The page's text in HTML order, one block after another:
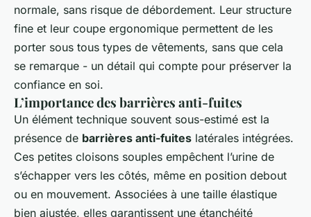
normale, sans risque de débordement. Leur structure
fine et leur coupe ergonomique permettent de les
porter sous tous types de vêtements, sans que cela
se remarque - un détail qui compte pour préserver la
confiance en soi.
L’importance des barrières anti-fuites
Un élément technique souvent sous-estimé est la
présence de barrières anti-fuites latérales intégrées.
Ces petites cloisons souples empêchent l’urine de
s’échapper vers les côtés, même en position debout
ou en mouvement. Associées à une taille élastique
bien ajustée, elles garantissent une étanchéité